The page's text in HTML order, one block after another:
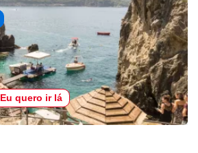
Eu quero ir lá